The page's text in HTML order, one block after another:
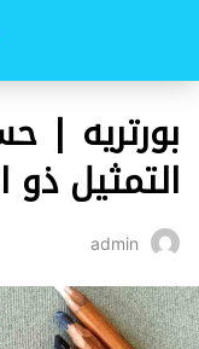
بورتريه |
التمثيل
admin